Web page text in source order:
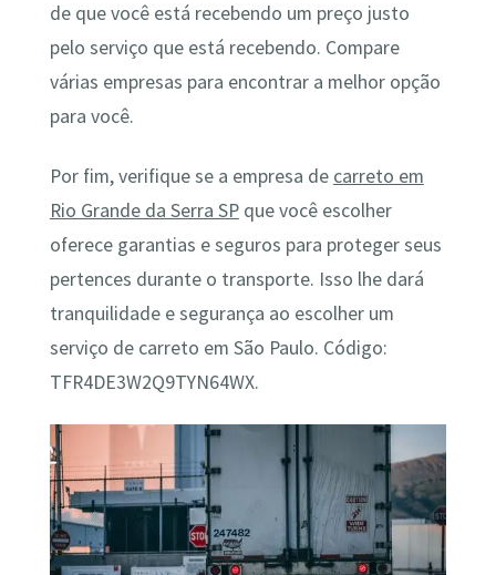
de que você está recebendo um preço justo
pelo serviço que está recebendo. Compare
várias empresas para encontrar a melhor opção
para você.
Por fim, verifique se a empresa de carreto em
Rio Grande da Serra SPque você escolher
oferece garantias e seguros para proteger seus
pertences durante o transporte. Isso lhe dará
tranquilidade e segurança ao escolher um
serviço de carreto em São Paulo. Código:
TFR4DE3W2Q9TYN64WX.